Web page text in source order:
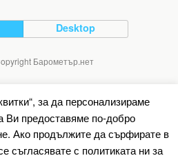
Desktop
Барометър.нет
за да персонализираме
Ви предоставяме по-добро
Ако продължите да сърфирате в
съгласявате с политиката ни за